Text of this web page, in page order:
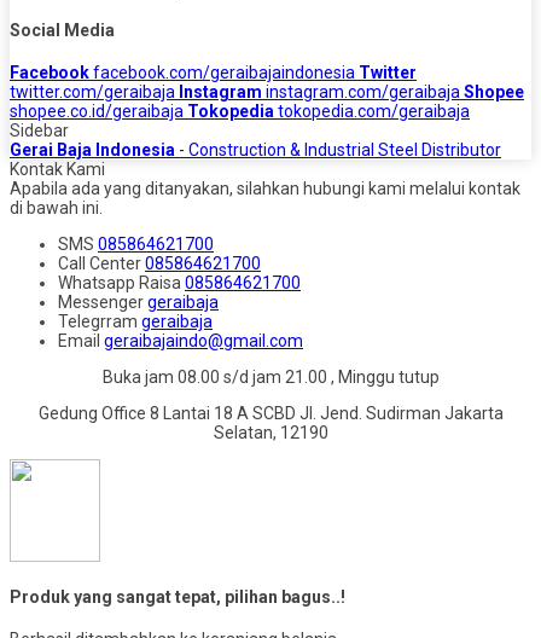
Social Media
Facebookfacebook.com/geraibajaindonesia Twitter
twitter.com/geraibaja Instagram instagram.com/geraibaja Shopee
shopee.co.id/geraibaja Tokopedia tokopedia.com/geraibaja
Sidebar
Gerai Baja Indonesia - Construction & Industrial Steel Distributor
Kontak Kami
Apabila ada yang ditanyakan, silahkan hubungi kami melalui kontak
di bawah ini.
SMS 085864621700
Call Center085864621700
Whatsapp Raisa 085864621700
Messengergeraibaja
Telegrram geraibaja
Email geraibajaindo@gmail.com
Buka jam 08.00 s/d jam 21.00 , Minggu tutup
Gedung Office 8 Lantai 18 A SCBD Jl. Jend. Sudirman Jakarta
Selatan, 12190
Produk yang sangat tepat, pilihan bagus..!